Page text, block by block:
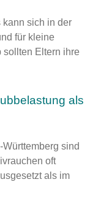
kann sich in der
für kleine
sollten Eltern ihre
als
sind
oft
als im